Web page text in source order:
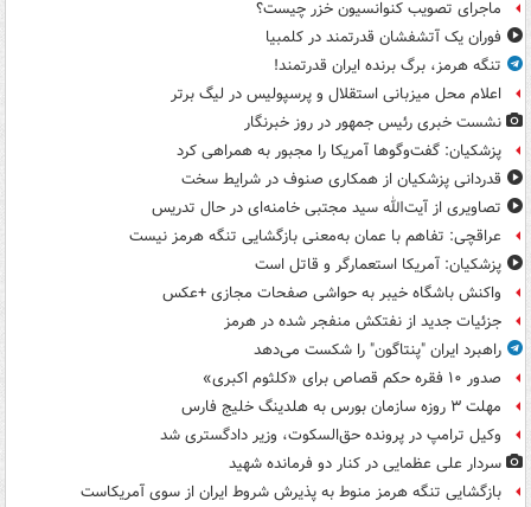
ماجرای تصویب کنوانسیون خزر چیست؟
فوران یک آتشفشان قدرتمند در کلمبیا
تنگه هرمز، برگ برنده ایران قدرتمند!
اعلام محل میزبانی استقلال و پرسپولیس در لیگ برتر
نشست خبری رئیس جمهور در روز خبرنگار
پزشکیان: گفت‌وگوها آمریکا را مجبور به همراهی کرد
قدردانی پزشکیان از همکاری صنوف در شرایط سخت
تصاویری از آیت‌الله سید مجتبی خامنه‌ای در حال تدریس
عراقچی: تفاهم با عمان به‌معنی بازگشایی تنگه هرمز نیست
پزشکیان: آمریکا استعمارگر و قاتل است
واکنش باشگاه خیبر به حواشی صفحات مجازی +عکس
جزئیات جدید از نفتکش منفجر شده در هرمز
راهبرد ایران "پنتاگون" را شکست می‌دهد
صدور ۱۰ فقره حکم قصاص برای «کلثوم اکبری»
مهلت ۳ روزه سازمان بورس به هلدینگ خلیج فارس
وکیل ترامپ در پرونده حق‌السکوت، وزیر دادگستری شد
سردار علی عظمایی در کنار دو فرمانده شهید
بازگشایی تنگه هرمز منوط به پذیرش شروط ایران از سوی آمریکاست